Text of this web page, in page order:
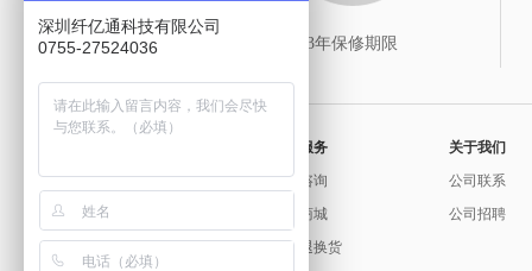
3年保修期限
常用服务
问题咨询
官方商城
保修退换货
关于我们
公司联系
公司招聘
深圳纤亿通科技有限公司
0755-27524036